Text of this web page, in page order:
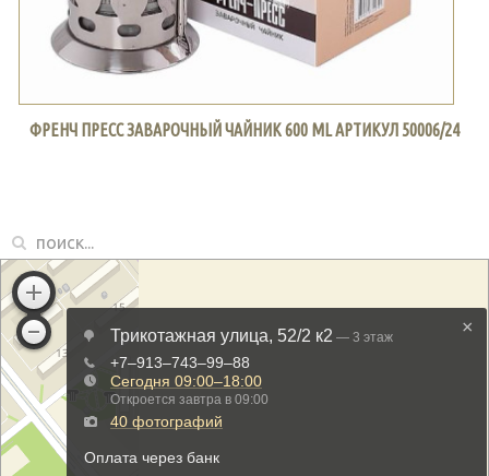
ФРЕНЧ ПРЕСС ЗАВАРОЧНЫЙ ЧАЙНИК 600 ML АРТИКУЛ 50006/24